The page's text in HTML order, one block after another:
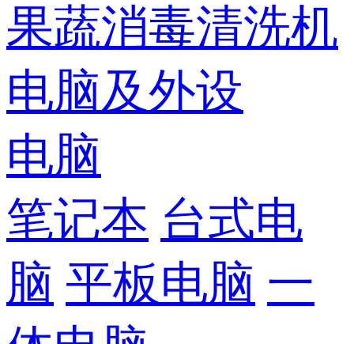
果蔬消毒清洗机
电脑及外设
电脑
笔记本 台式电
脑 平板电脑 一